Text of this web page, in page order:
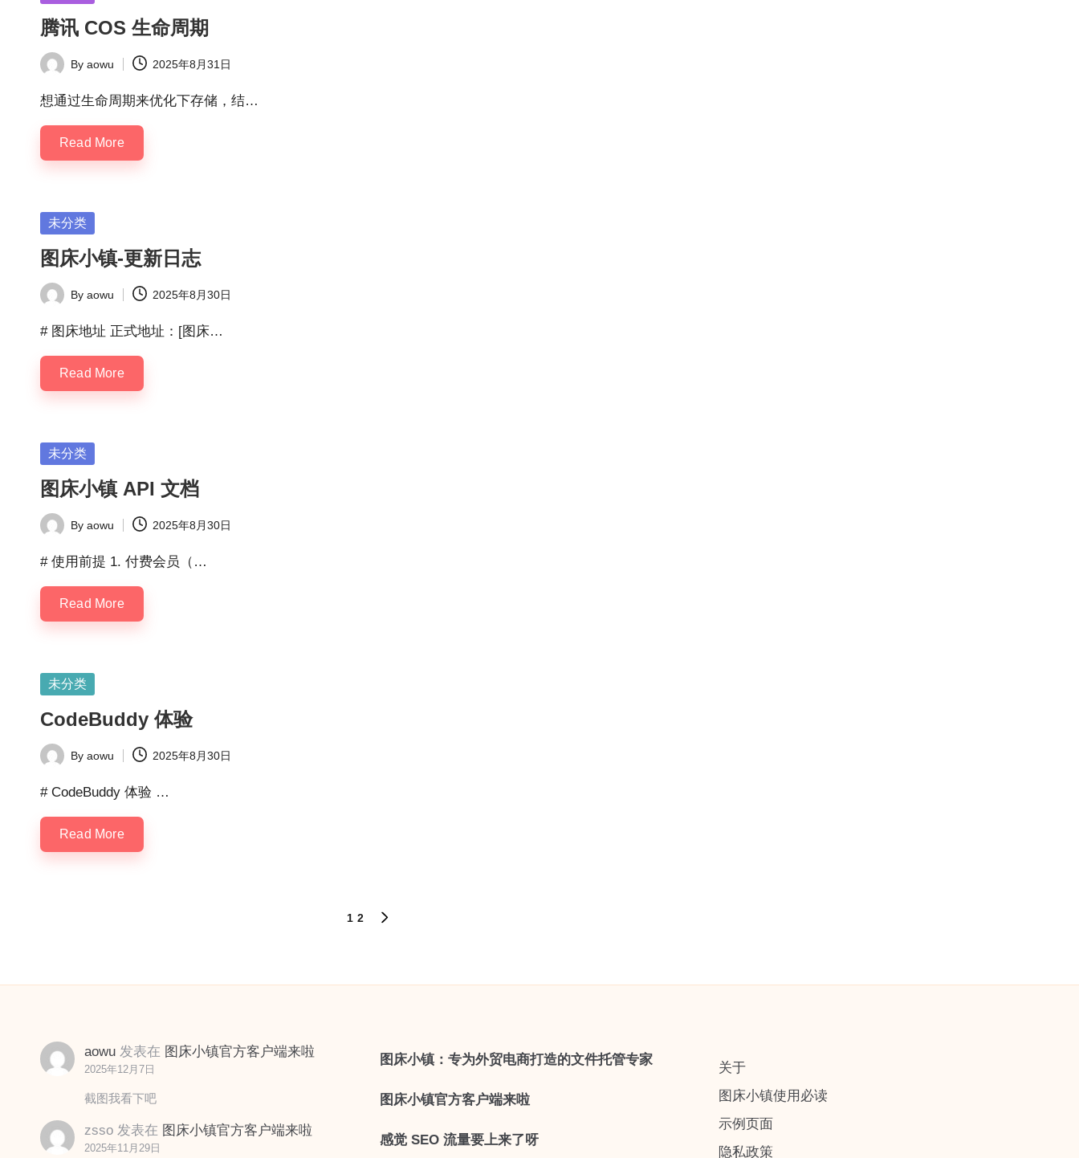
腾讯 COS 生命周期
Posted
by
By aowu 2025年8月31日
想通过生命周期来优化下存储，结…
Read More
Posted
未分类
图床小镇-更新日志
Posted
by
By aowu 2025年8月30日
# 图床地址 正式地址：[图床…
Read More
Posted
未分类
图床小镇 API 文档
Posted
by
By aowu 2025年8月30日
# 使用前提 1. 付费会员（…
Read More
Posted
未分类
CodeBuddy 体验
Posted
by
By aowu 2025年8月30日
# CodeBuddy 体验 …
Read More
分
1 2
aowu 发表在 图床小镇官方客户端来啦
2025年12月7日
截图我看下吧
zsso 发表在 图床小镇官方客户端来啦
2025年11月29日
图床小镇：专为外贸电商打造的文件托管专家
图床小镇官方客户端来啦
感觉 SEO 流量要上来了呀
关于
图床小镇使用必读
示例页面
隐私政策